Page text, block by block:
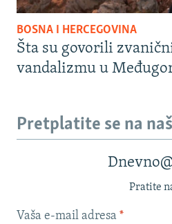
BOSNA I HERCEGOVINA
Šta su govorili
vandalizmu u
Pretplatite se na
Pratite
Vaša e-mail adresa *